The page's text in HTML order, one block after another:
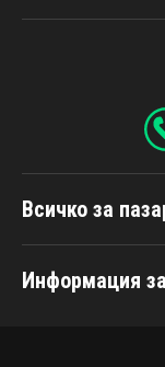
Всичко за
Информация